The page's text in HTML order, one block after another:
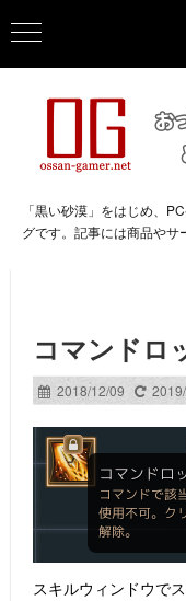
「黒い砂漠」をはじめ、
グです。記事には商品やサ
コマンドロ
2018/12/09 2019/
スキルウィンドウで